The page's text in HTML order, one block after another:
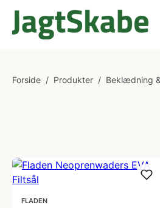
Forside / Produkter / Beklædning
FLADEN